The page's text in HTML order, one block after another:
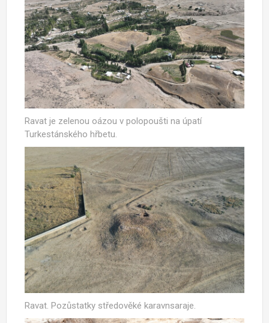
Ravat je zelenou oázou v polopoušti na úpatí
Turkestánského hřbetu.
Ravat. Pozůstatky středověké karavnsaraje.